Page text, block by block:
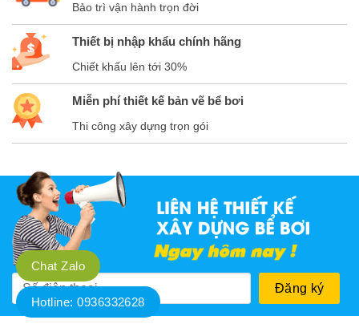
Bảo trì vận hành trọn đời
Thiết bị nhập khẩu chính hãng
Chiết khấu lên tới 30%
Miễn phí thiết kế bản vẽ bể bơi
Thi công xây dựng trọn gói
Chat Zalo
Hotline: 0936332628